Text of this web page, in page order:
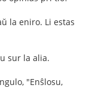
la eniro. Li estas
sur la alia.
"Enŝlosu,